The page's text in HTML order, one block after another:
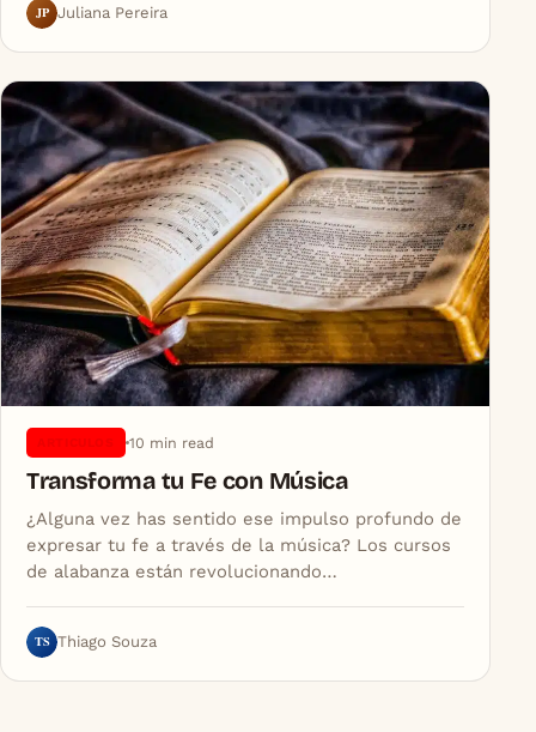
JP Juliana Pereira
10 min read
Transforma tu Fe con Música
¿Alguna vez has sentido ese impulso profundo de
expresar tu fe a través de la música? Los cursos
de alabanza están revolucionando…
TS Thiago Souza